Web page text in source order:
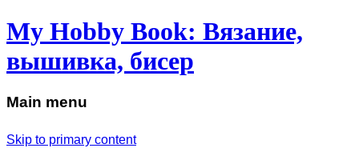
My Hobby Book: Вязание,
вышивка, бисер
Main menu
Skip to primary content